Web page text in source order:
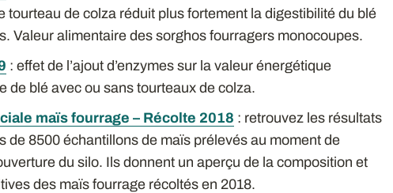
tourteau de colza réduit plus fortement la digestibilité du blé
Valeur alimentaire des sorghos fourragers monocoupes.
: effet de l’ajout d’enzymes sur la valeur énergétique
de blé avec ou sans tourteaux de colza.
maïs fourrage – Récolte 2018 : retrouvez les résultats
de 8500 échantillons de maïs prélevés au moment de
du silo. Ils donnent un aperçu de la composition et
des maïs fourrage récoltés en 2018.